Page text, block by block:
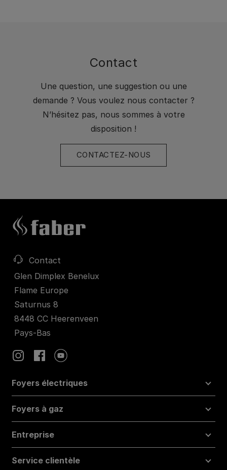
Contact
Une question, une suggestion ou une
demande ? Vous voulez nous contacter ?
N’hésitez pas, nous sommes à votre
disposition !
CONTACTEZ-NOUS
Contact
Glen Dimplex Benelux
Flame Europe
Saturnus 8
8448 CC Heerenveen
Pays-Bas
Foyers électriques
Foyers à gaz
Entreprise
Service clientèle